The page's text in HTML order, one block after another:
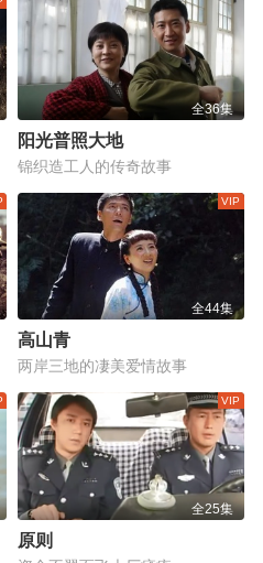
全36集
阳光普照大地
锦织造工人的传奇故事
全44集
高山青
两岸三地的凄美爱情故事
全25集
原则